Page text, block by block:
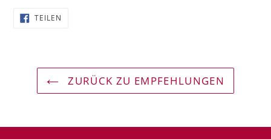
TEILEN
ZURÜCK ZU EMPFEHLUNGEN